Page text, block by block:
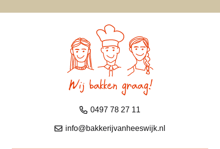
0497 78 27 11
info@bakkerijvanheeswijk.nl